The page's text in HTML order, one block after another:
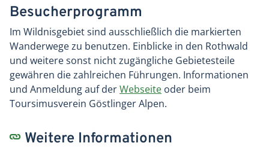
Besucherprogramm
Im Wildnisgebiet sind ausschließlich die markierten
Wanderwege zu benutzen. Einblicke in den Rothwald
und weitere sonst nicht zugängliche Gebietesteile
gewähren die zahlreichen Führungen. Informationen
und Anmeldung auf derWebseite oder beim
Toursimusverein Göstlinger Alpen.
Weitere Informationen